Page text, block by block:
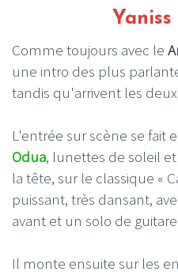
Comme toujours avec le
une intro des plus
tandis qu'arrivent les
L'entrée sur scène se fait
Odua, lunettes de soleil
la tête, sur le classique «
puissant, très dansant,
avant et un solo de
Il monte ensuite sur les